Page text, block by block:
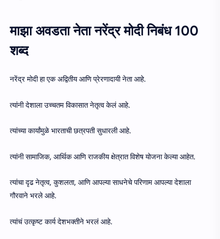
माझा अवडता नेता नरेंद्र मोदी निबंध 100
शब्द
नरेंद्र मोदी हा एक अद्वितीय आणि प्रेरणादायी नेता आहे.
त्यांनी देशाला उच्चतम विकासात नेतृत्व केलं आहे.
त्यांच्या कार्यांमुळे भारताची छत्रपती सुधारली आहे.
त्यांनी सामाजिक, आर्थिक आणि राजकीय क्षेत्रात विशेष योजना केल्या आहेत.
त्यांचा दृढ नेतृत्व, कुशलता, आणि आपल्या साधनेचे परिणाम आपल्या देशाला
गौरवाने भरले आहे.
त्यांचं उत्कृष्ट कार्य देशभक्तीने भरलं आहे.